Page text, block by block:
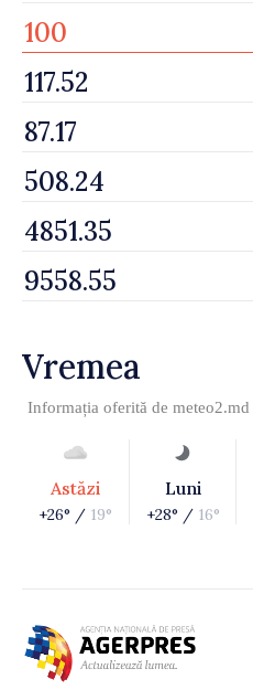
Vremea
Informația oferită de meteo2.md
Astăzi
+26° / 19°
Luni
+28° / 16°